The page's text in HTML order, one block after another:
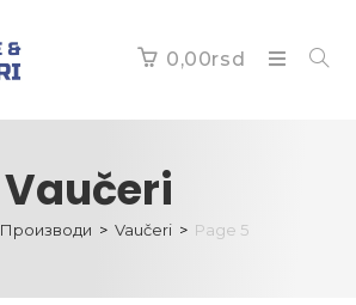
0,00rsd
Vaučeri
Производи > Vaučeri > Page 5